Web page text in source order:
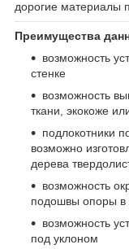
дорогие материалы
Преимущества
возможность
стенке
возможность
ткани, экокоже
подлокотники
возможно
дерева
возможность
подошвы опоры в
возможность
под уклоном